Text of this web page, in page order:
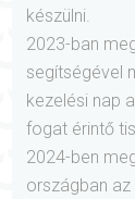
készülni.
2023-ban
segítségével
kezelési nap
fogat érintő
2024-ben
országban